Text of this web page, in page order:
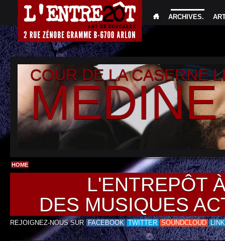
ARCHIVES.
COUR DE LA CASERNE
MEDINE
HOME
L'ENTREPÔT
DES MUSIQUES
REJOIGNEZ-NOUS SUR FACEBOOK TWITTER SOUNDCLOUD